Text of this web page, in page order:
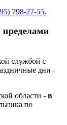
798-27-55.
пределами
службой с
дни -
области - в
по